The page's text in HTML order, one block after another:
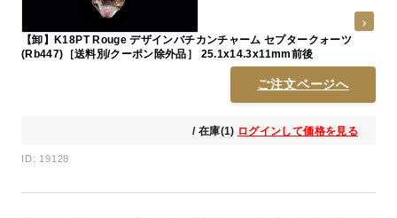
【卸】K18PT Rouge デザインバチカンチャーム セプタークォーツ
(Rb447)［送料別/クーポン除外品］ 25.1x14.3x11mm前後
ご注文ページへ
/ 在庫(1) ログインして価格を見る
ID: 19128